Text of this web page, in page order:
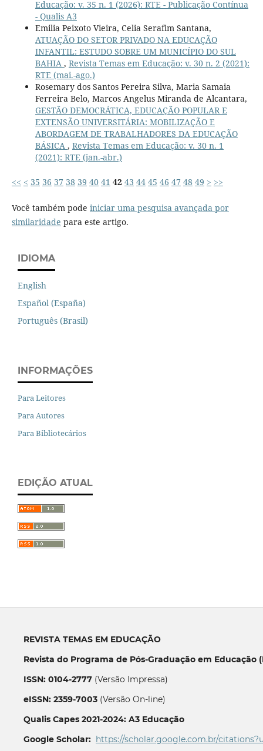
Educação: v. 35 n. 1 (2026): RTE - Publicação Contínua
- Qualis A3
Emilia Peixoto Vieira, Celia Serafim Santana,
ATUAÇÃO DO SETOR PRIVADO NA EDUCAÇÃO
INFANTIL: ESTUDO SOBRE UM MUNICÍPIO DO SUL
BAHIA , Revista Temas em Educação: v. 30 n. 2 (2021):
RTE (mai.-ago.)
Rosemary dos Santos Pereira Silva, Maria Samaia
Ferreira Belo, Marcos Angelus Miranda de Alcantara,
GESTÃO DEMOCRÁTICA, EDUCAÇÃO POPULAR E
EXTENSÃO UNIVERSITÁRIA: MOBILIZAÇÃO E
ABORDAGEM DE TRABALHADORES DA EDUCAÇÃO
BÁSICA , Revista Temas em Educação: v. 30 n. 1
(2021): RTE (jan.-abr.)
<< < 35 36 37 38 39 40 41 42 43 44 45 46 47 48 49 > >>
Você também pode iniciar uma pesquisa avançada por
similaridade para este artigo.
IDIOMA
English
Español (España)
Português (Brasil)
INFORMAÇÕES
Para Leitores
Para Autores
Para Bibliotecários
EDIÇÃO ATUAL
REVISTA TEMAS EM EDUCAÇÃO
Revista do Programa de Pós-Graduação em Educação
ISSN: 0104-2777(Versão Impressa)
eISSN: 2359-7003(Versão On-line)
Qualis Capes 2021-2024: A3 Educação
Google Scholar: https://scholar.google.com.br/